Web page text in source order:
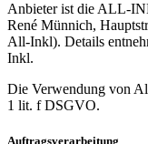
Anbieter ist die ALL-
René Münnich,
All-Inkl). Details
Inkl.
Die Verwendung von
1 lit. f DSGVO.
Auftragsverarbeitung